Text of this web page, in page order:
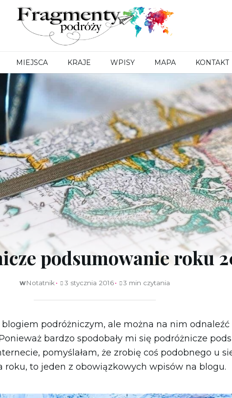
Fragmenty
MIEJSCA KRAJE
Izrael
Japonia
Jordania
Kambodża
Katar
Malediwy
Oman
Palestyna
Rosja
Singapur
Turcja
Wietnam
WPISY MAPA KONTAKT
podsumowanie roku
wNotatnik 3 stycznia 2016 3 min czytania
podróżniczym, ale można na nim odnaleźć
bardzo spodobały mi się podróżnicze
pomyślałam, że zrobię coś podobnego u
roku, to jeden z obowiązkowych wpisów na blogu.